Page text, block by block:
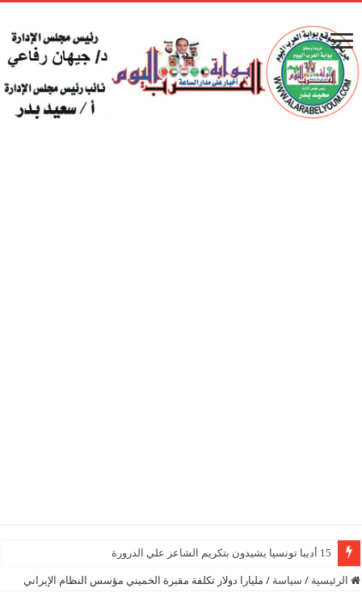
15 أديبا تونسيا يشيدون بتكريم الشاعر علي الدرورة
الرئيسية / سياسة / مليارا دولار تكلفة مقبرة الخميني مؤسس النظام الإيراني